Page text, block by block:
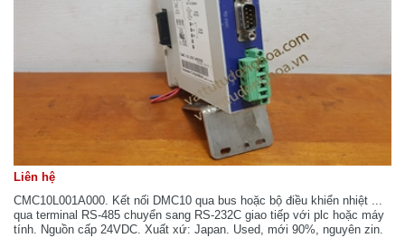
Liên hệ
CMC10L001A000. Kết nối DMC10 qua bus hoặc bộ điều khiển nhiệt ...
qua terminal RS-485 chuyển sang RS-232C giao tiếp với plc hoặc máy
tính. Nguồn cấp 24VDC. Xuất xứ: Japan. Used, mới 90%, nguyên zin.